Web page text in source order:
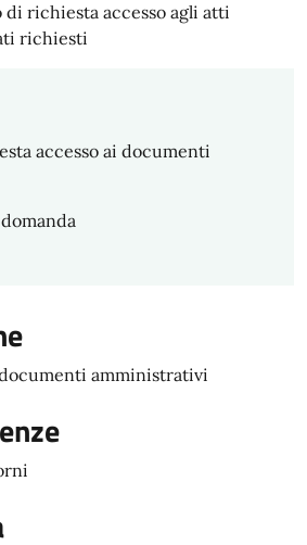
richiesta accesso agli atti
richiesti
accesso ai documenti
amministrativi